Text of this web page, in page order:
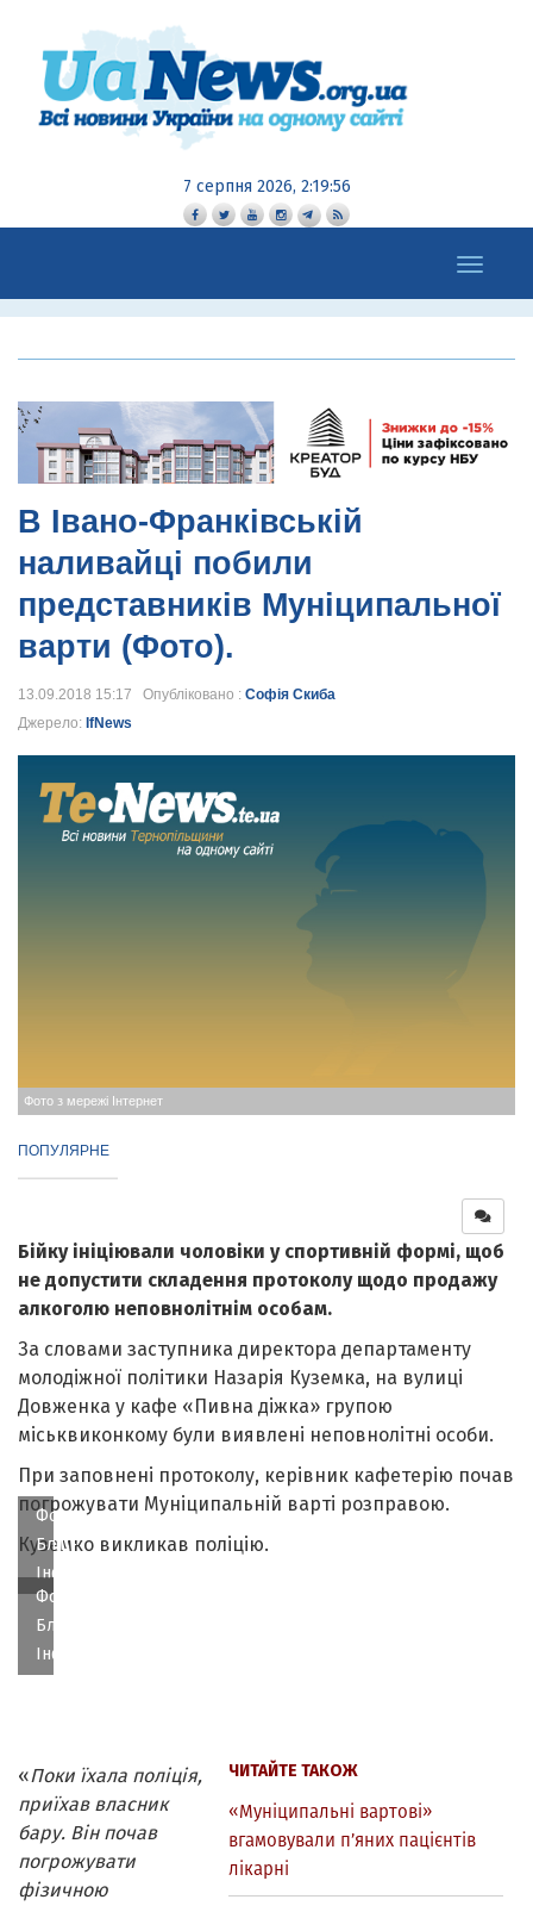
7 серпня 2026, 2:19:57
Toggle
navigation
В Івано-Франківській
наливайці побили
представників Муніципальної
варти (Фото).
13.09.2018 15:17 Опубліковано : Софія Скиба
Джерело: IfNews
Фото з мережі Інтернет
ПОПУЛЯРНЕ
Бійку ініціювали чоловіки у спортивній формі, щоб
не допустити складення протоколу щодо продажу
алкоголю неповнолітнім особам.
За словами заступника директора департаменту
молодіжної політики Назарія Куземка, на вулиці
Довженка у кафе «Пивна діжка» групою
міськвиконкому були виявлені неповнолітні особи.
При заповнені протоколу, керівник кафетерію почав
погрожувати Муніципальній варті розправою.
Куземко викликав поліцію.
Фото
Бліц-
Інфо
Фото
Бліц-
Інфо
ЧИТАЙТЕ ТАКОЖ
«Муніципальні вартові»
вгамовували п’яних пацієнтів
лікарні
«Поки їхала поліція,
приїхав власник
бару. Він почав
погрожувати
фізичною